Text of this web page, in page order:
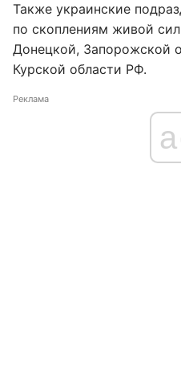
Также украинские
по скоплениям живой
Донецкой, Запорожской
Курской области РФ.
Реклама